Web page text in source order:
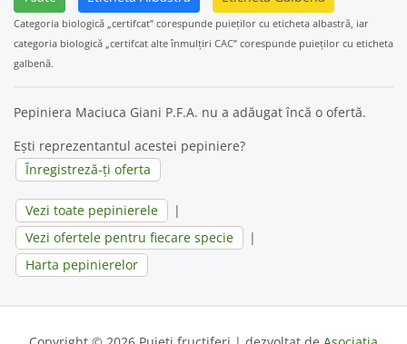
Categoria biologică „certifcat” corespunde puieților cu eticheta albastră, iar
categoria biologică „certifcat alte înmulțiri CAC” corespunde puieților cu eticheta
galbenă.
Pepiniera Maciuca Giani P.F.A. nu a adăugat încă o ofertă.
Ești reprezentantul acestei pepiniere?
Înregistreză-ți oferta
Vezi toate pepinierele
|
Vezi ofertele pentru fiecare specie
|
Harta pepinierelor